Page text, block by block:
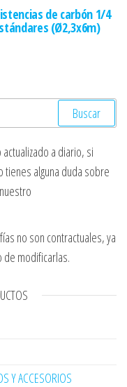
de carbón 1/4
(Ø2,3x6m)
a diario, si
tienes alguna duda sobre
no son contractuales, ya
modificarlas.
Y ACCESORIOS